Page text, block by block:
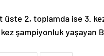
üste 2, toplamda ise 3.
şampiyonluk